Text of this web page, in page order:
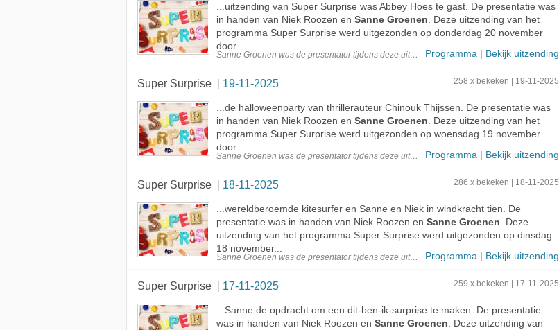
...uitzending van Super Surprise was Abbey Hoes te gast. De presentatie was
in handen van Niek Roozen en Sanne Groenen . Deze uitzending van het
programma Super Surprise werd uitgezonden op donderdag 20 november
door...
Sanne Groenen was de presentatortijdens deze uitzending Programma | Bekijk uitzending
Super Surprise 19-11-2025 258 x bekeken | 19-11-2025
...de halloweenparty van thrillerauteur Chinouk Thijssen. De presentatie was
in handen van Niek Roozen en Sanne Groenen . Deze uitzending van het
programma Super Surprise werd uitgezonden op woensdag 19 november
door...
Sanne Groenen was de presentatortijdens deze uitzending Programma | Bekijk uitzending
Super Surprise 18-11-2025 286 x bekeken | 18-11-2025
...wereldberoemde kitesurfer en Sanne en Niek in windkracht tien. De
presentatie was in handen van Niek Roozen en Sanne Groenen . Deze
uitzending van het programma Super Surprise werd uitgezonden op dinsdag
18 november...
Sanne Groenen was de presentatortijdens deze uitzending Programma | Bekijk uitzending
Super Surprise 17-11-2025 259 x bekeken | 17-11-2025
...Sanne de opdracht om een dit-ben-ik-surprise te maken. De presentatie
was in handen van Niek Roozen en Sanne Groenen . Deze uitzending van